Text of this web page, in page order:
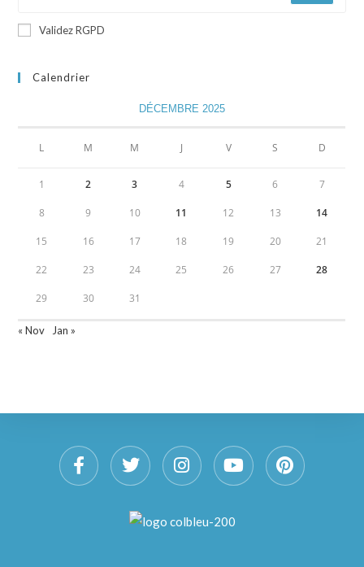
Validez RGPD
Calendrier
DÉCEMBRE 2025
L M M J V S D
1 2 3 4 5 6 7
8 9 10 11 12 13 14
15 16 17 18 19 20 21
22 23 24 25 26 27 28
29 30 31
« Nov Jan »